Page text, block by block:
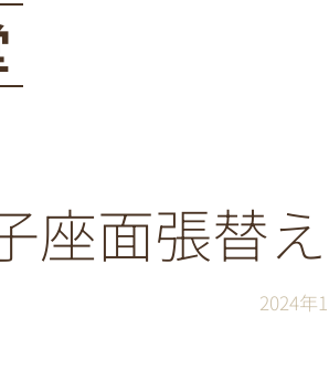
座面張替
2024年